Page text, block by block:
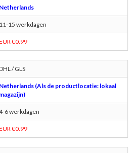
Netherlands
11-15 werkdagen
€0.99
/ GLS
Netherlands (Als de productlocatie: lokaal
magazijn)
6 werkdagen
€0.99